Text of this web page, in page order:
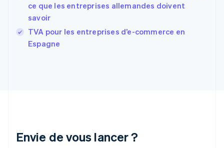
ce que les entreprises allemandes doivent
savoir
TVA pour les entreprises d’e-commerce en
Espagne
Envie de vous lancer ?
Français English
Gibraltar
English
Grèce
English
Japon